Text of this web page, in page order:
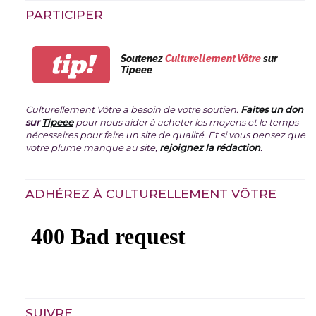
PARTICIPER
tip! SoutenezCulturellement Vôtresur
Tipeee
Culturellement Vôtre a besoin de votre soutien. Faites un don
surTipeeepour nous aider à acheter les moyens et le temps
nécessaires pour faire un site de qualité. Et si vous pensez que
votre plume manque au site, rejoignez la rédaction.
ADHÉREZ À CULTURELLEMENT VÔTRE